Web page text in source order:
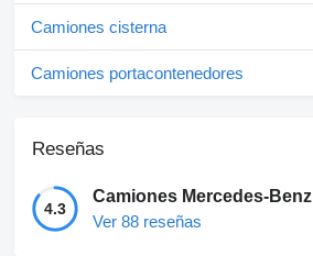
Camiones cisterna
Camiones portacontenedores
Reseñas
4.3
Camiones Mercedes-Benz
Ver 88 reseñas